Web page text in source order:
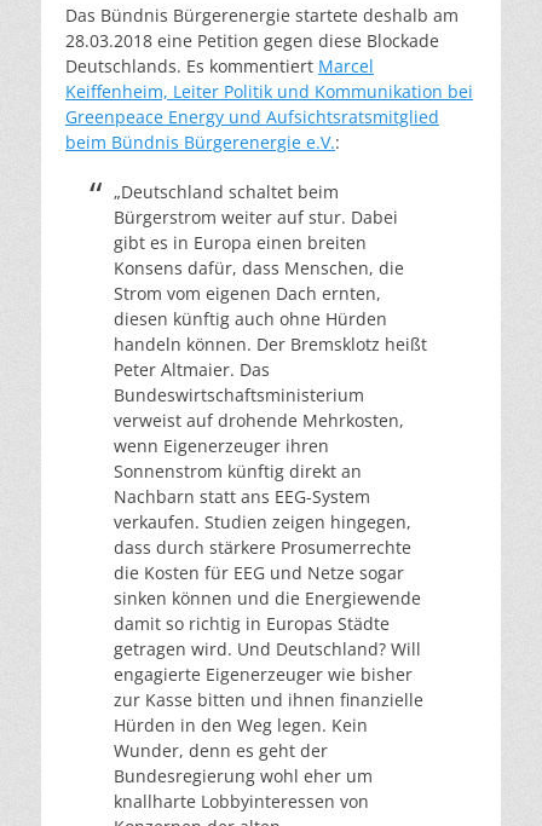
Das Bündnis Bürgerenergie startete deshalb am
28.03.2018 eine Petition gegen diese Blockade
Deutschlands. Es kommentiert Marcel
Keiffenheim, Leiter Politik und Kommunikation bei
Greenpeace Energy und Aufsichtsratsmitglied
beim Bündnis Bürgerenergie e.V.:
„Deutschland schaltet beim
Bürgerstrom weiter auf stur. Dabei
gibt es in Europa einen breiten
Konsens dafür, dass Menschen, die
Strom vom eigenen Dach ernten,
diesen künftig auch ohne Hürden
handeln können. Der Bremsklotz heißt
Peter Altmaier. Das
Bundeswirtschaftsministerium
verweist auf drohende Mehrkosten,
wenn Eigenerzeuger ihren
Sonnenstrom künftig direkt an
Nachbarn statt ans EEG-System
verkaufen. Studien zeigen hingegen,
dass durch stärkere Prosumerrechte
die Kosten für EEG und Netze sogar
sinken können und die Energiewende
damit so richtig in Europas Städte
getragen wird. Und Deutschland? Will
engagierte Eigenerzeuger wie bisher
zur Kasse bitten und ihnen finanzielle
Hürden in den Weg legen. Kein
Wunder, denn es geht der
Bundesregierung wohl eher um
knallharte Lobbyinteressen von